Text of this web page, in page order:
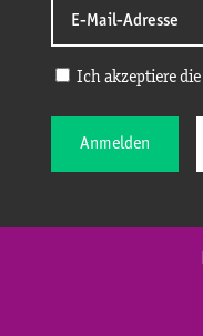
Ich akzeptiere die
Anmelden